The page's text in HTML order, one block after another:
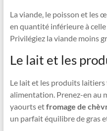
La viande, le poisson et les
en quantité inférieure à celle
Privilégiez la viande moins
Le lait et les
Le lait et les produits
alimentation. Prenez-en au
yaourts etfromage de
un parfait équilibre de gras